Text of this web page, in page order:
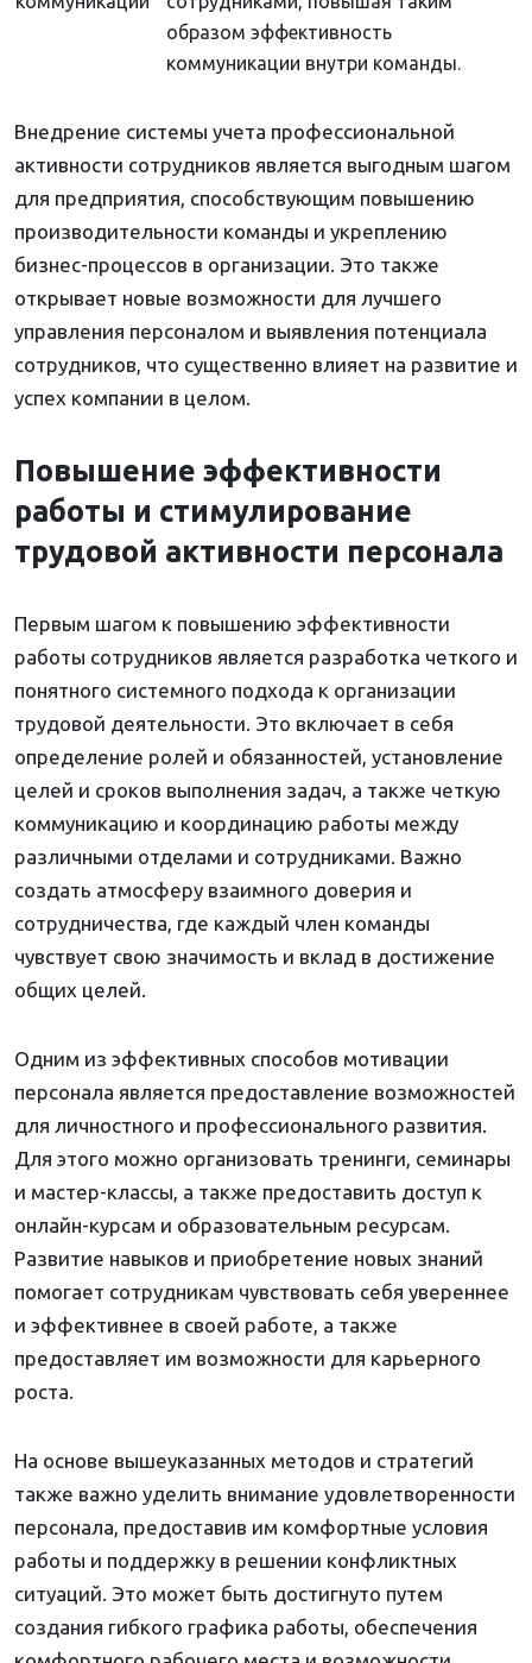
образом эффективность
коммуникации внутри команды.
Внедрение системы учета профессиональной
активности сотрудников является выгодным шагом
для предприятия, способствующим повышению
производительности команды и укреплению
бизнес-процессов в организации. Это также
открывает новые возможности для лучшего
управления персоналом и выявления потенциала
сотрудников, что существенно влияет на развитие и
успех компании в целом.
Повышение эффективности
работы и стимулирование
трудовой активности персонала
Первым шагом к повышению эффективности
работы сотрудников является разработка четкого и
понятного системного подхода к организации
трудовой деятельности. Это включает в себя
определение ролей и обязанностей, установление
целей и сроков выполнения задач, а также четкую
коммуникацию и координацию работы между
различными отделами и сотрудниками. Важно
создать атмосферу взаимного доверия и
сотрудничества, где каждый член команды
чувствует свою значимость и вклад в достижение
общих целей.
Одним из эффективных способов мотивации
персонала является предоставление возможностей
для личностного и профессионального развития.
Для этого можно организовать тренинги, семинары
и мастер-классы, а также предоставить доступ к
онлайн-курсам и образовательным ресурсам.
Развитие навыков и приобретение новых знаний
помогает сотрудникам чувствовать себя увереннее
и эффективнее в своей работе, а также
предоставляет им возможности для карьерного
роста.
На основе вышеуказанных методов и стратегий
также важно уделить внимание удовлетворенности
персонала, предоставив им комфортные условия
работы и поддержку в решении конфликтных
ситуаций. Это может быть достигнуто путем
создания гибкого графика работы, обеспечения